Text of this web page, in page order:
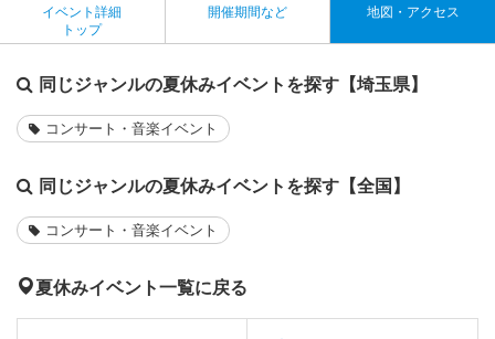
イベント詳細
トップ
開催期間など 地図・アクセス
同じジャンルの夏休みイベントを探す【埼玉県】
コンサート・音楽イベント
同じジャンルの夏休みイベントを探す【全国】
コンサート・音楽イベント
夏休みイベント一覧に戻る